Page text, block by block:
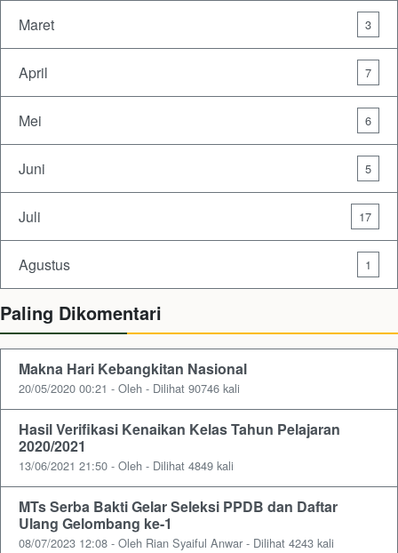
Maret 3
April 7
Mei 6
Juni 5
Juli 17
Agustus 1
Paling Dikomentari
Makna Hari Kebangkitan Nasional
20/05/2020 00:21 - Oleh - Dilihat 90746 kali
Hasil Verifikasi Kenaikan Kelas Tahun Pelajaran
2020/2021
13/06/2021 21:50 - Oleh - Dilihat 4849 kali
MTs Serba Bakti Gelar Seleksi PPDB dan Daftar
Ulang Gelombang ke-1
08/07/2023 12:08 - Oleh Rian Syaiful Anwar - Dilihat 4243 kali